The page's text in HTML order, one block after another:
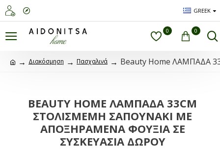
GREEK
0 0
Διακόσμηση Πασχαλινά Beauty Home ΛΑΜΠΑΔΑ
BEAUTY HOME ΛΑΜΠΑΔΑ 33CM
ΣΤΟΛΙΣΜΕΜΗ ΣΑΠΟΥΝΑΚΙ ΜΕ
ΑΠΟΞΗΡΑΜΕΝΑ ΦΟΥΞΙΑ ΣΕ
ΣΥΣΚΕΥΑΣΙΑ ΔΩΡΟΥ